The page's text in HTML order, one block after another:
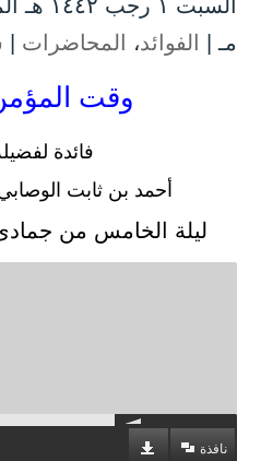
مـ | الفوائد، المحاضرات |
وقت
فائدة
أحمد بن ثابت
ليلة الخامس من جمادى
نافذة